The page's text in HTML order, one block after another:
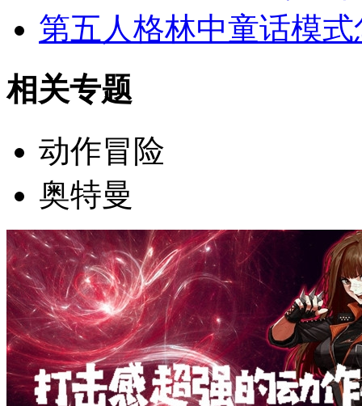
第五人格林中童话模
相关专题
动作冒险
奥特曼